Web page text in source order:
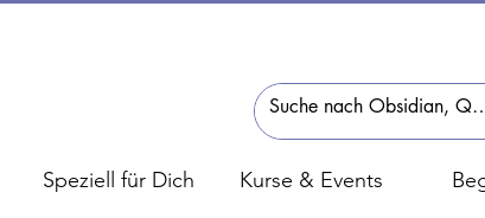
Speziell für Dich Kurse & Events